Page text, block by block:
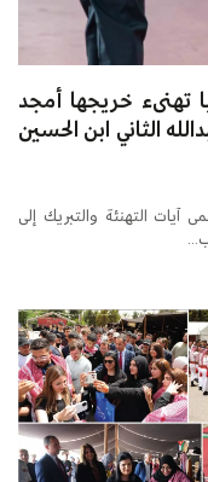
تهنىء خريجها أمجد
الثاني ابن الحسين
آيات التهنئة والتبريك إلى